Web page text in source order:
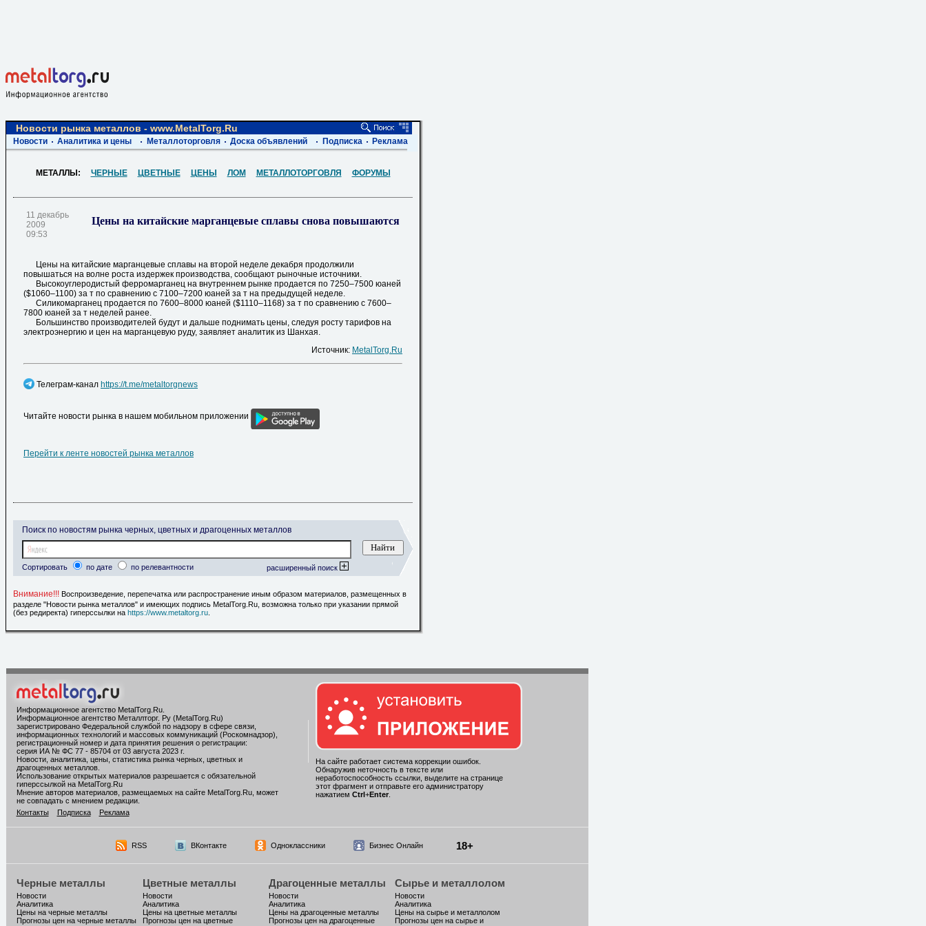
Новости рынка металлов - www.MetalTorg.Ru
Новости Аналитика и цены Металлоторговля Доска объявлений Подписка Реклама
МЕТАЛЛЫ: ЧЕРНЫЕ ЦВЕТНЫЕ ЦЕНЫ ЛОМ МЕТАЛЛОТОРГОВЛЯ ФОРУМЫ
11 декабрь
2009
09:53
Цены на китайские марганцевые сплавы снова повышаются
Цены на китайские марганцевые сплавы на второй неделе декабря продолжили
повышаться на волне роста издержек производства, сообщают рыночные источники.
Высокоуглеродистый ферромарганец на внутреннем рынке продается по 7250–7500 юаней
($1060–1100) за т по сравнению с 7100–7200 юаней за т на предыдущей неделе.
Силикомарганец продается по 7600–8000 юаней ($1110–1168) за т по сравнению с 7600–
7800 юаней за т неделей ранее.
Большинство производителей будут и дальше поднимать цены, следуя росту тарифов на
электроэнергию и цен на марганцевую руду, заявляет аналитик из Шанхая.
Источник: MetalTorg.Ru
Телеграм-канал https://t.me/metaltorgnews
Читайте новости рынка в нашем мобильном приложении
Перейти к ленте новостей рынка металлов
Поиск по новостям рынка черных, цветных и драгоценных металлов
Сортировать по дате по релевантности расширенный поиск
Внимание!!! Воспроизведение, перепечатка или распространение иным образом материалов, размещенных в
разделе "Новости рынка металлов" и имеющих подпись MetalTorg.Ru, возможна только при указании прямой
(без редиректа) гиперссылки на https://www.metaltorg.ru
Информационное агентство MetalTorg.Ru.
Информационное агентство Металлторг. Ру (MetalTorg.Ru)
зарегистрировано Федеральной службой по надзору в сфере связи,
информационных технологий и массовых коммуникаций (Роскомнадзор),
регистрационный номер и дата принятия решения о регистрации:
серия ИА № ФС 77 - 85704 от 03 августа 2023 г.
Новости, аналитика, цены, статистика рынка черных, цветных и
драгоценных металлов.
Использование открытых материалов разрешается с обязательной
гиперссылкой на MetalTorg.Ru
Мнение авторов материалов, размещаемых на сайте MetalTorg.Ru, может
не совпадать с мнением редакции.
Контакты
Подписка Реклама
На сайте работает система коррекции ошибок.
Обнаружив неточность в тексте или
неработоспособность ссылки, выделите на странице
этот фрагмент и отправьте его администратору
нажатием Ctrl+Enter.
RSS ВКонтакте Одноклассники Бизнес Онлайн 18+
Черные металлы
Новости
Аналитика
Цены на черные металлы
Прогнозы цен на черные металлы
Цветные металлы
Новости
Аналитика
Цены на цветные металлы
Прогнозы цен на цветные
Драгоценные металлы
Новости
Аналитика
Цены на драгоценные металлы
Прогнозы цен на драгоценные
Сырье и металлолом
Новости
Аналитика
Цены на сырье и металлолом
Прогнозы цен на сырье и